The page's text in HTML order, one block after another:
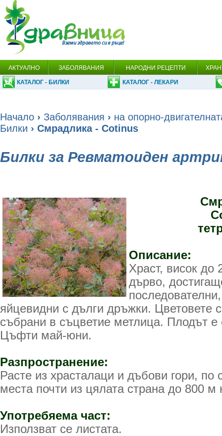
АКТУАЛНО ЗАБОЛЯВАНИЯ НАРОДНИ РЕЦЕПТИ
КАТАЛОГ - БИЛКИ КАТАЛОГ - ЛЕКАРИ
Начало › Заболявания › на опорно-
Билки › Смрадлика - Cotinus
Билки за Ревматоиден
Описание:
Храст, висок до
дърво,
яйцевидни с дълги дръжки. Цветовете
събрани в съцветие метлица. Плодът е
Цъфти май-юни.
Разпространение:
Расте из храсталаци и дъбови гори, по
места почти из цялата страна до 800
Употребяема част:
Използват се листата.